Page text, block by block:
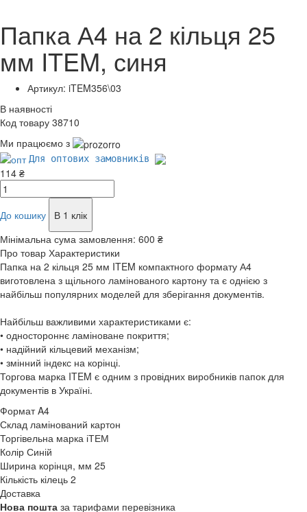
Папка А4 на 2 кільця 25
мм ITEM, синя
Артикул: iTEM356\03
В наявності
Код товару 38710
Ми працюємо з
Для оптових замовників
114 ₴
До кошику
В 1 клік
Мінімальна сума замовлення: 600 ₴
Про товар Характеристики
Папка на 2 кільця 25 мм ITEM компактного формату А4
виготовлена з щільного ламінованого картону та є однією з
найбільш популярних моделей для зберігання документів.
Найбільш важливими характеристиками є:
• одностороннє ламіноване покриття;
• надійний кільцевий механізм;
• змінний індекс на корінці.
Торгова марка ITEM є одним з провідних виробників папок для
документів в Україні.
Формат A4
Склад ламінований картон
Торгівельна марка іТЕМ
Колір Синій
Ширина корінця, мм 25
Кількість кілець 2
Доставка
Нова пошта за тарифами перевізника